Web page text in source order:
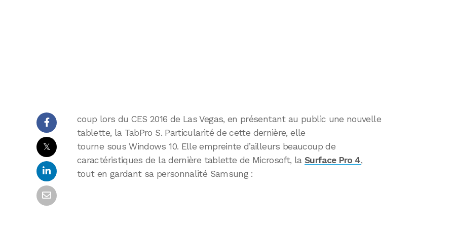
𝕏
coup lors du CES 2016 de Las Vegas, en présentant au public une nouvelle
tablette, la TabPro S. Particularité de cette dernière, elle
tourne sous Windows 10. Elle empreinte d’ailleurs beaucoup de
caractéristiques de la dernière tablette de Microsoft, la Surface Pro 4,
tout en gardant sa personnalité Samsung :